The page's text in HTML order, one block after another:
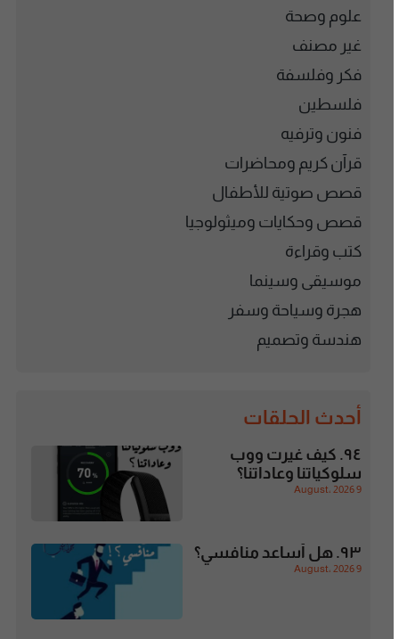
علوم وصحة
غير مصنف
فكر وفلسفة
فلسطين
فنون وترفيه
قرآن كريم ومحاضرات
قصص صوتية للأطفال
قصص وحكايات وميثولوجيا
كتب وقراءة
موسيقى وسينما
هجرة وسياحة وسفر
هندسة وتصميم
أحدث الحلقات
٩٤. كيف غيرت ووب
سلوكياتنا وعاداتنا؟
9 August، 2026
٩٣. هل أساعد منافسي؟
9 August، 2026